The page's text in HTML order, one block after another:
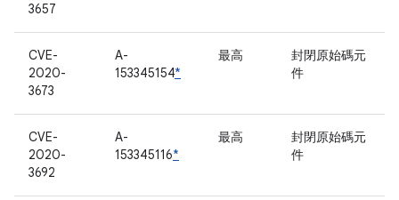
3657
CVE-
2020-
3673
A-
153345154*
最高
封閉原始碼元
件
CVE-
2020-
3692
A-
153345116*
最高
封閉原始碼元
件